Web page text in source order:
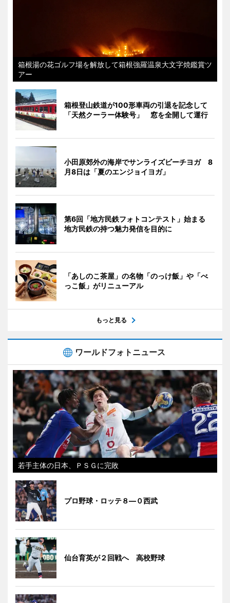
箱根湯の花ゴルフ場を解放して箱根強羅温泉大文字焼鑑賞ツ
アー
箱根登山鉄道が100形車両の引退を記念して
「天然クーラー体験号」 窓を全開して運行
小田原郊外の海岸でサンライズビーチヨガ 8
月8日は「夏のエンジョイヨガ」
第6回「地方民鉄フォトコンテスト」始まる
地方民鉄の持つ魅力発信を目的に
「あしのこ茶屋」の名物「のっけ飯」や「べ
っこ飯」がリニューアル
もっと見る
ワールドフォトニュース
若手主体の日本、ＰＳＧに完敗
プロ野球・ロッテ８―０西武
仙台育英が２回戦へ 高校野球